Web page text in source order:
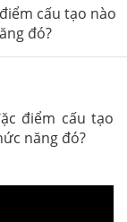
cấu tạo nào
đó?
điểm cấu tạo
năng đó?